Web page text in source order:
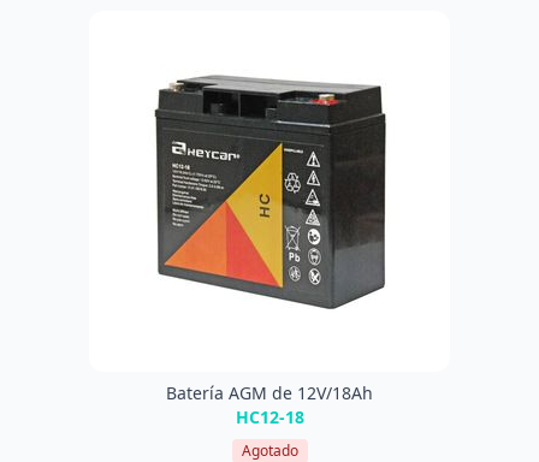
Batería AGM de 12V/18Ah
HC12-18
Agotado